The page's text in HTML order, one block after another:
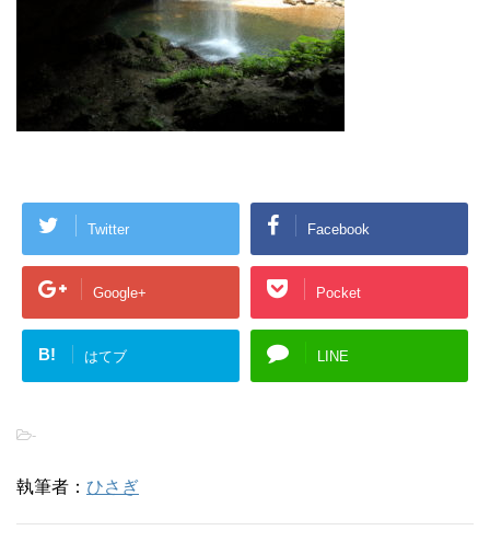
Twitter Facebook
Google+ Pocket
B! はてブ LINE
-
執筆者： ひさぎ